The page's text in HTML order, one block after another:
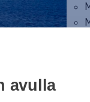
avulla